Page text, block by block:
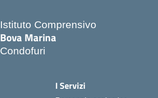
Istituto Comprensivo
Bova Marina
Condofuri
I Servizi